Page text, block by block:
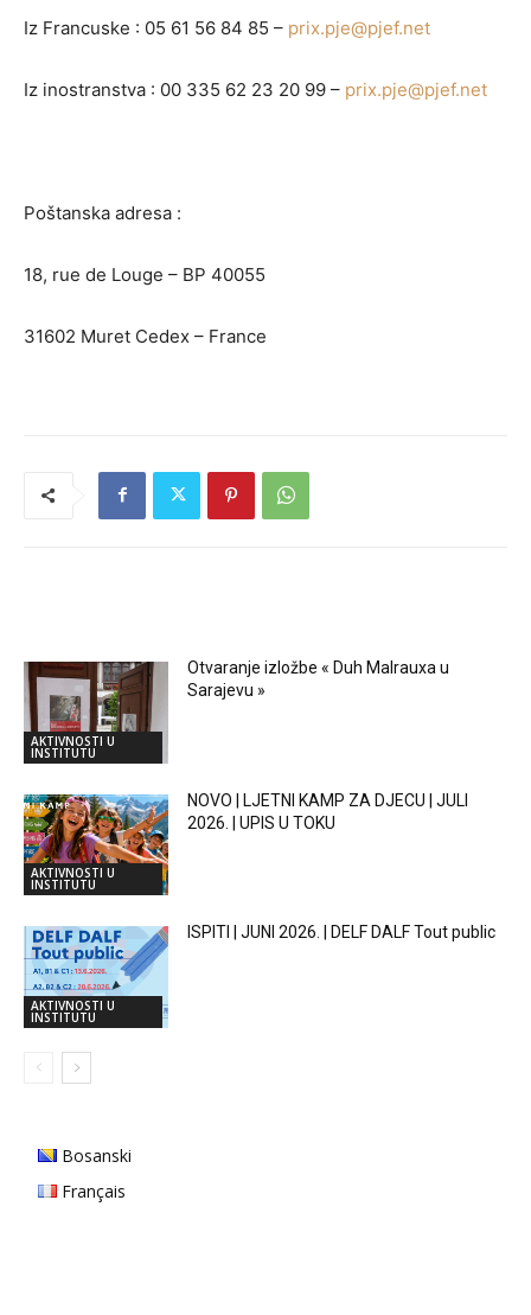
Iz Francuske : 05 61 56 84 85 – prix.pje@pjef.net
Iz inostranstva : 00 335 62 23 20 99 – prix.pje@pjef.net
Poštanska adresa :
18, rue de Louge – BP 40055
31602 Muret Cedex – France
AKTIVNOSTI U
INSTITUTU
Otvaranje izložbe « Duh Malrauxa u
Sarajevu »
AKTIVNOSTI U
INSTITUTU
NOVO | LJETNI KAMP ZA DJECU | JULI
2026. | UPIS U TOKU
AKTIVNOSTI U
INSTITUTU
ISPITI | JUNI 2026. | DELF DALF Tout public
Bosanski
Français